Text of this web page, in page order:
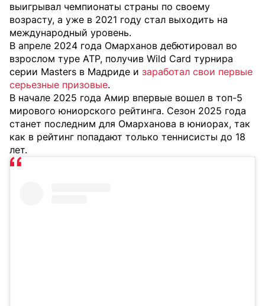
выигрывал чемпионаты страны по своему
возрасту, а уже в 2021 году стал выходить на
международный уровень.
В апреле 2024 года Омарханов дебютировал во
взрослом туре ATP, получив Wild Card турнира
серии Masters в Мадриде и заработал свои первые
серьезные призовые.
В начале 2025 года Амир впервые вошел в топ-5
мирового юниорского рейтинга. Сезон 2025 года
станет последним для Омарханова в юниорах, так
как в рейтинг попадают только теннисисты до 18
лет.